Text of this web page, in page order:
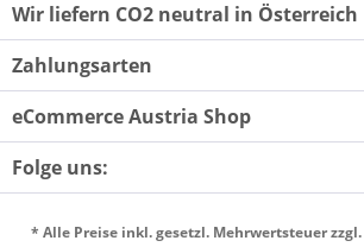
Wir liefern CO2 neutral in Österreich
Zahlungsarten
eCommerce Austria Shop
Folge uns:
* Alle Preise inkl. gesetzl. Mehrwertsteuer zzgl.